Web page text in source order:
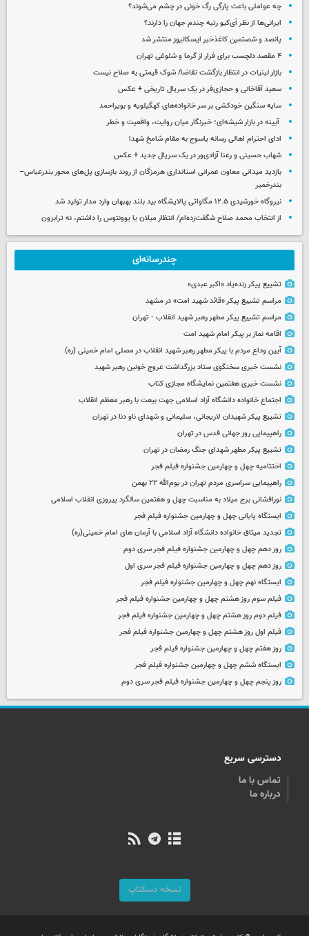
چه عواملی باعث پارگی رگ خونی در چشم می‌شوند؟
ایرانی‌ها از نظر آی‌کیو رتبه چندم جهان را دارند؟
پانصد و شصتمین کاغذخبر ایسکانیوز منتشر شد
۴ مقصد دلچسب برای فرار از گرما و شلوغی تهران
بازار لبنیات در انتظار بازگشت تقاضا/ شوک قیمتی به صلاح نیست
سعید آقاخانی و حجازی‌فر در یک سریال تاریخی + عکس
سایه سنگین خودکشی بر سر خانواده‌های کهگیلویه و بویراحمد
آیینه در بازار شیشه‌ای؛ خبرنگار میان روایت، واقعیت و خطر
ادای احترام اهالی رسانه یاسوج به مقام شامخ شهدا
شهاب حسینی و رعنا آزادی‌ور در یک سریال جدید + عکس
بازدید میدانی معاون عمرانی استانداری هرمزگان از روند بازسازی پل‌های محور بندرعباس–
بندرخمیر
نیروگاه خورشیدی ۱۲.۵ مگاواتی پالایشگاه بید بلند بهبهان وارد مدار تولید شد
از انتخاب محمد صلاح شگفت‌زده‌ام/ انتظار میلان یا یوونتوس را داشتم، نه ترابزون
چندرسانه‌ای
تشییع پیکر زنده‌یاد «اکبر عبدی»
مراسم تشییع پیکر «قائد شهید امت» در مشهد
مراسم تشییع پیکر مطهر رهبر شهید انقلاب - تهران
اقامه نماز بر پیکر امام شهید امت
آیین وداع مردم با پیکر مطهر رهبر شهید انقلاب در مصلی امام خمینی (ره)
نشست خبری سخنگوی ستاد بزرگداشت عروج خونین رهبر شهید
نشست خبری هفتمین نمایشگاه مجازی کتاب
اجتماع خانواده دانشگاه آزاد اسلامی جهت بیعت با رهبر معظم انقلاب
تشییع پیکر شهیدان لاریجانی، سلیمانی و شهدای ناو دنا در تهران
راهپیمایی روز جهانی قدس در تهران
تشییع پیکر مطهر شهدای جنگ رمضان در تهران
اختتامیه چهل و چهارمین جشنواره فیلم فجر
راهپیمایی سراسری مردم تهران در یوم‌الله ۲۲ بهمن
نورافشانی برج میلاد به مناسبت چهل‌ و هفتمین سالگرد پیروزی انقلاب اسلامی
ایستگاه پایانی چهل و چهارمین جشنواره فیلم فجر
تجدید میثاق خانواده دانشگاه آزاد اسلامی با آرمان های امام خمینی(ره)
روز دهم چهل و چهارمین جشنواره فیلم فجر سری دوم
روز دهم چهل و چهارمین جشنواره فیلم فجر سری اول
ایستگاه نهم چهل و چهارمین جشنواره فیلم فجر
فیلم سوم روز هشتم چهل و چهارمین جشنواره فیلم فجر
فیلم دوم روز هشتم چهل و چهارمین جشنواره فیلم فجر
فیلم اول روز هشتم چهل و چهارمین جشنواره فیلم فجر
روز هفتم چهل و چهارمین جشنواره فیلم فجر
ایستگاه ششم چهل و چهارمین جشنواره فیلم فجر
روز پنجم چهل و چهارمین جشنواره فیلم فجر سری دوم
دسترسی سریع
تماس با ما
درباره ما
نسخه دسکتاپ